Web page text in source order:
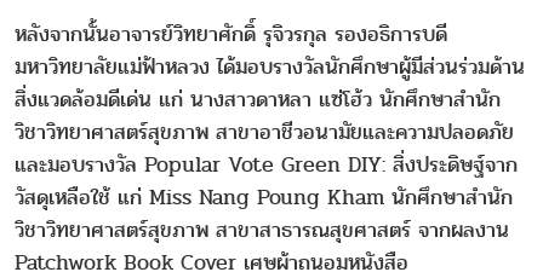
หลังจากนั้นอาจารย์วิทยาศักดิ์ รุจิวรกุล รองอธิการบดี
มหาวิทยาลัยแม่ฟ้าหลวง ได้มอบรางวัลนักศึกษาผู้มีส่วนร่วมด้าน
สิ่งแวดล้อมดีเด่น แก่ นางสาวดาหลา แซ่โฮ้ว นักศึกษาสำนัก
วิชาวิทยาศาสตร์สุขภาพ สาขาอาชีวอนามัยและความปลอดภัย
และมอบรางวัล Popular Vote Green DIY: สิ่งประดิษฐ์จาก
วัสดุเหลือใช้ แก่ Miss Nang Poung Kham นักศึกษาสำนัก
วิชาวิทยาศาสตร์สุขภาพ สาขาสาธารณสุขศาสตร์ จากผลงาน
Patchwork Book Cover เศษผ้าถนอมหนังสือ